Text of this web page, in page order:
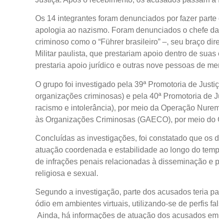
Os 14 integrantes foram denunciados por fazer
apologia ao nazismo. Foram denunciados o chefe
criminoso como o “Führer brasileiro” –, seu braço
Militar paulista, que prestariam apoio dentro de
prestaria apoio jurídico e outras nove pessoas de
O grupo foi investigado pela 39ª Promotoria de
organizações criminosas) e pela 40ª Promotoria de
racismo e intolerância), por meio da Operação
às Organizações Criminosas (GAECO), por meio
Concluídas as investigações, foi constatado que os
atuação coordenada e estabilidade ao longo do
de infrações penais relacionadas à disseminação e
religiosa e sexual.
Segundo a investigação, parte dos acusados teria
ódio em ambientes virtuais, utilizando-se de perfis
Ainda, há informações de atuação dos acusados